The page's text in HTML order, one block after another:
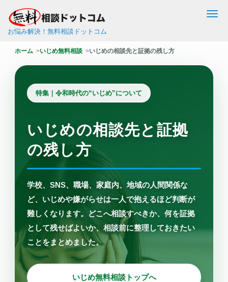
お悩み解決！無料相談ドットコム
ホーム いじめ無料相談 いじめの相談先と証拠の残し方
特集｜令和時代の“いじめ”について
いじめの相談先と証拠
の残し方
学校、SNS、職場、家庭内、地域の人間関係な
ど、いじめや嫌がらせは一人で抱えるほど判断が
難しくなります。どこへ相談すべきか、何を証拠
として残せばよいか、相談前に整理しておきたい
ことをまとめました。
いじめ無料相談トップへ